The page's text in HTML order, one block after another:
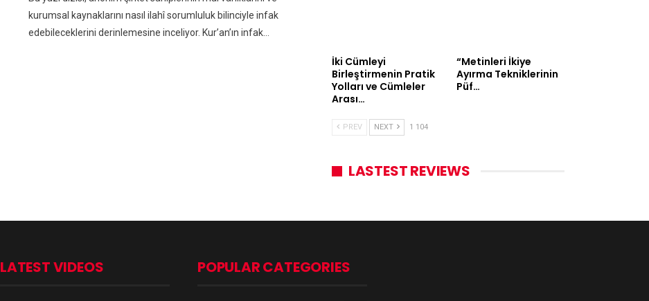
kurumsal kaynaklarını nasıl ilahî sorumluluk bilinciyle infak
edebileceklerini derinlemesine inceliyor. Kur’an’ın infak…
İki Cümleyi
Birleştirmenin Pratik
Yolları ve Cümleler
Arası…
“Metinleri İkiye
Ayırma Tekniklerinin
Püf…
PREV NEXT 1 104
LASTEST REVIEWS
LATEST VIDEOS POPULAR CATEGORIES